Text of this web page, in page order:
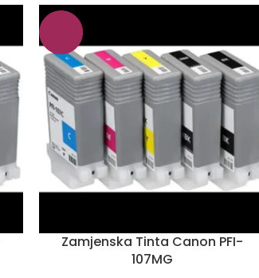
Zamjenska Tinta Canon PFI-
107MG